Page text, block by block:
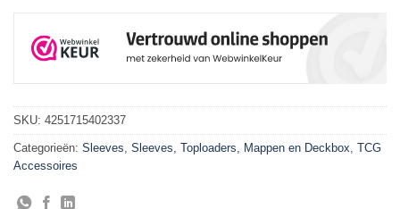
SKU: 4251715402337
Categorieën: Sleeves, Sleeves, Toploaders, Mappen en Deckbox, TCG
Accessoires